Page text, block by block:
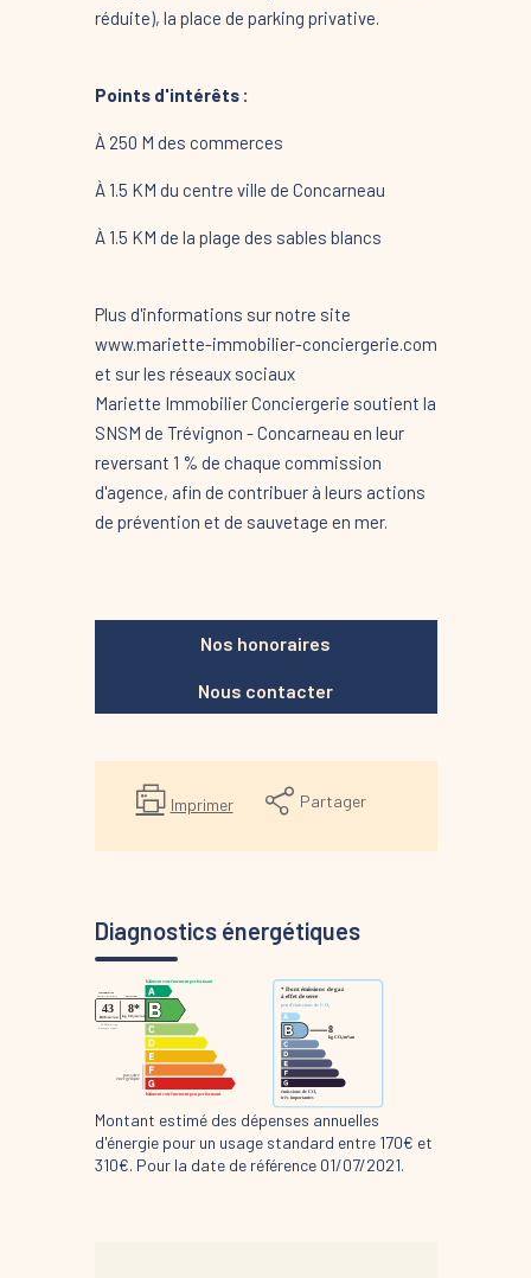
réduite), la place de parking privative.
Points d'intérêts :
À 250 M des commerces
À 1.5 KM du centre ville de Concarneau
À 1.5 KM de la plage des sables blancs
Plus d'informations sur notre site
www.mariette-immobilier-conciergerie.com
et sur les réseaux sociaux
Mariette Immobilier Conciergerie soutient la
SNSM de Trévignon - Concarneau en leur
reversant 1 % de chaque commission
d'agence, afin de contribuer à leurs actions
de prévention et de sauvetage en mer.
Nos honoraires
Nous contacter
Imprimer Partager
Diagnostics énergétiques
Montant estimé des dépenses annuelles
d'énergie pour un usage standard entre 170€ et
310€. Pour la date de référence 01/07/2021.